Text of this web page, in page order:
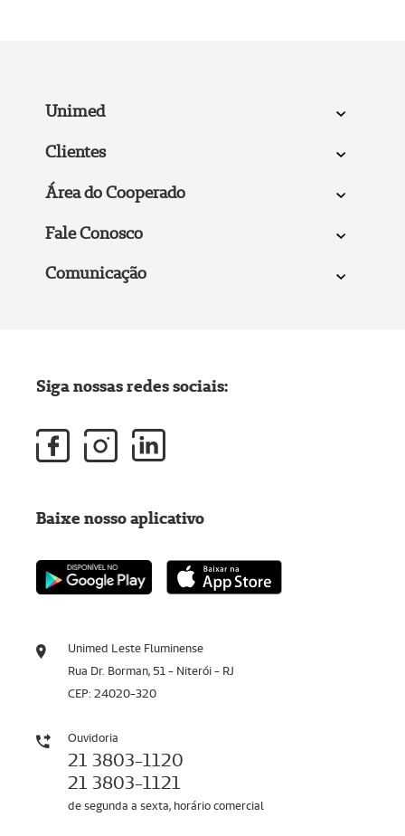
Unimed
Clientes
Área do Cooperado
Fale Conosco
Comunicação
Unimed Leste Fluminense
Rua Dr. Borman, 51 - Niterói - RJ
CEP: 24020-320
Ouvidoria
21 3803-1120
21 3803-1121
de segunda a sexta, horário comercial
Siga nossas redes sociais:
Baixe nosso aplicativo